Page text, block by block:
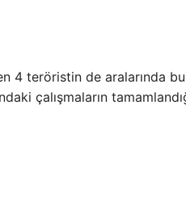
4 teröristin de aralarında
çalışmaların